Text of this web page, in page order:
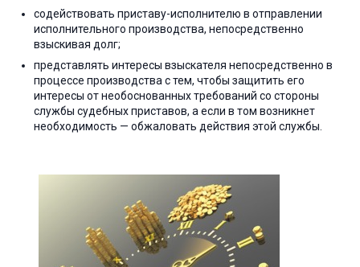
содействовать приставу-исполнителю в отправлении
исполнительного производства, непосредственно
взыскивая долг;
представлять интересы взыскателя непосредственно в
процессе производства с тем, чтобы защитить его
интересы от необоснованных требований со стороны
службы судебных приставов, а если в том возникнет
необходимость — обжаловать действия этой службы.